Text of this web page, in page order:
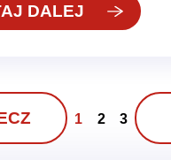
DALEJ
1 2 3